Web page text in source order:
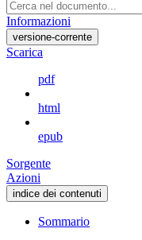
Informazioni
versione-corrente
Scarica
pdf
html
epub
Sorgente
Azioni
indice dei contenuti
Sommario